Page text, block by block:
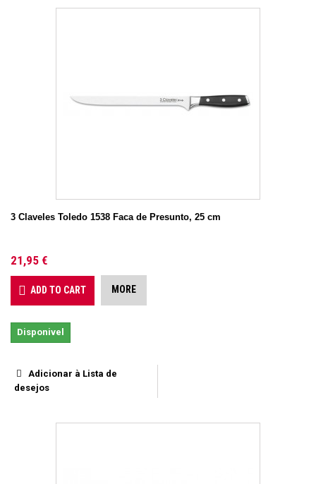
3 Claveles Toledo 1538 Faca de Presunto, 25 cm
21,95 €
ADD TO CART MORE
Disponivel
Adicionar à Lista de
desejos